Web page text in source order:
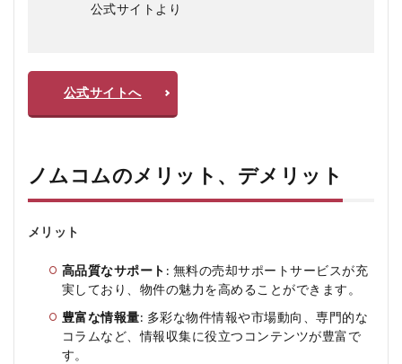
公式サイトより
公式サイトへ
ノムコムのメリット、デメリット
メリット
高品質なサポート : 無料の売却サポートサービスが充
実しており、物件の魅力を高めることができます。
豊富な情報量: 多彩な物件情報や市場動向、専門的な
コラムなど、情報収集に役立つコンテンツが豊富で
す。